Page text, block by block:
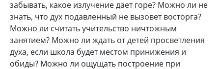
забывать, какое излучение дает горе? Можно ли не
знать, что дух подавленный не вызовет восторга?
Можно ли считать учительство ничтожным
занятием? Можно ли ждать от детей просветления
духа, если школа будет местом принижения и
обиды? Можно ли ощущать построение при